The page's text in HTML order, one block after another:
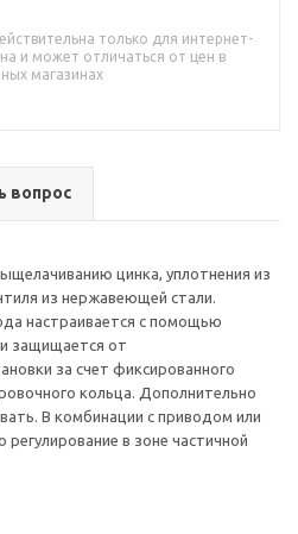
только для интернет-
и может отличаться от цен в
магазинах
вопрос
цинка, уплотнения из
из нержавеющей стали.
настраивается с помощью
защищается от
за счет фиксированного
кольца. Дополнительно
В комбинации с приводом или
в зоне частичной